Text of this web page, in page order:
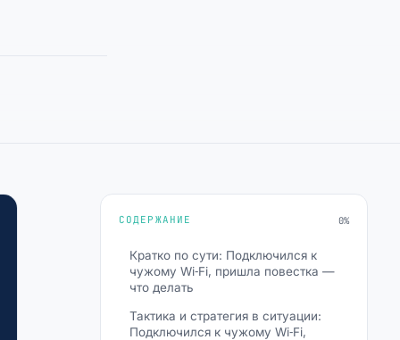
СОДЕРЖАНИЕ 0%
Кратко по сути: Подключился к
чужому Wi‑Fi, пришла повестка —
что делать
Тактика и стратегия в ситуации:
Подключился к чужому Wi‑Fi,